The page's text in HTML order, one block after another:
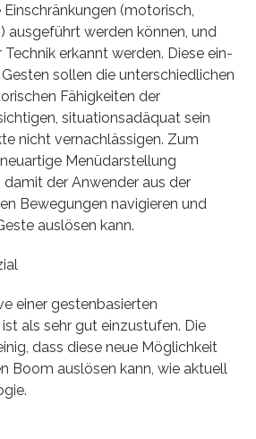
(motorisch,
ausgeführt werden können, und
erkannt werden. Diese ein-
sollen die unterschiedlichen
Fähigkeiten der
situationsadäquat sein
nicht vernachlässigen. Zum
Menüdarstellung
der Anwender aus der
Bewegungen navigieren und
auslösen kann.
einer gestenbasierten
als sehr gut einzustufen. Die
dass diese neue Möglichkeit
Boom auslösen kann, wie aktuell